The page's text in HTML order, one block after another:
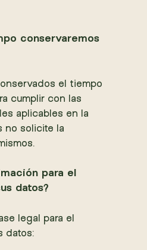
conservaremos
el tiempo
cumplir con las
aplicables en la
no solicite la
para el
datos?
legal para el
datos: